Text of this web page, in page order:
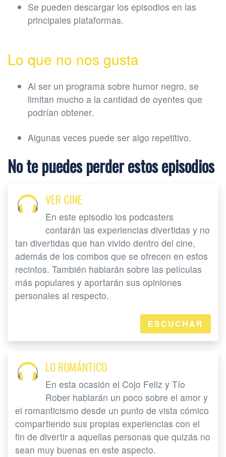
Se pueden descargar los episodios en las
principales plataformas.
Lo que no nos gusta
Al ser un programa sobre humor negro, se
limitan mucho a la cantidad de oyentes que
podrían obtener.
Algunas veces puede ser algo repetitivo.
No te puedes perder estos episodios
VER CINE
En este episodio los podcasters
contarán las experiencias divertidas y no
tan divertidas que han vivido dentro del cine,
además de los combos que se ofrecen en estos
recintos. También hablarán sobre las películas
más populares y aportarán sus opiniones
personales al respecto.
ESCUCHAR
LO ROMÁNTICO
En esta ocasión el Cojo Feliz y Tío
Rober hablarán un poco sobre el amor y
el romanticismo desde un punto de vista cómico
compartiendo sus propias experiencias con el
fin de divertir a aquellas personas que quizás no
sean muy buenas en este aspecto.